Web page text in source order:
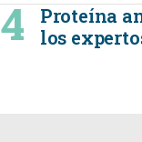
Proteína
los